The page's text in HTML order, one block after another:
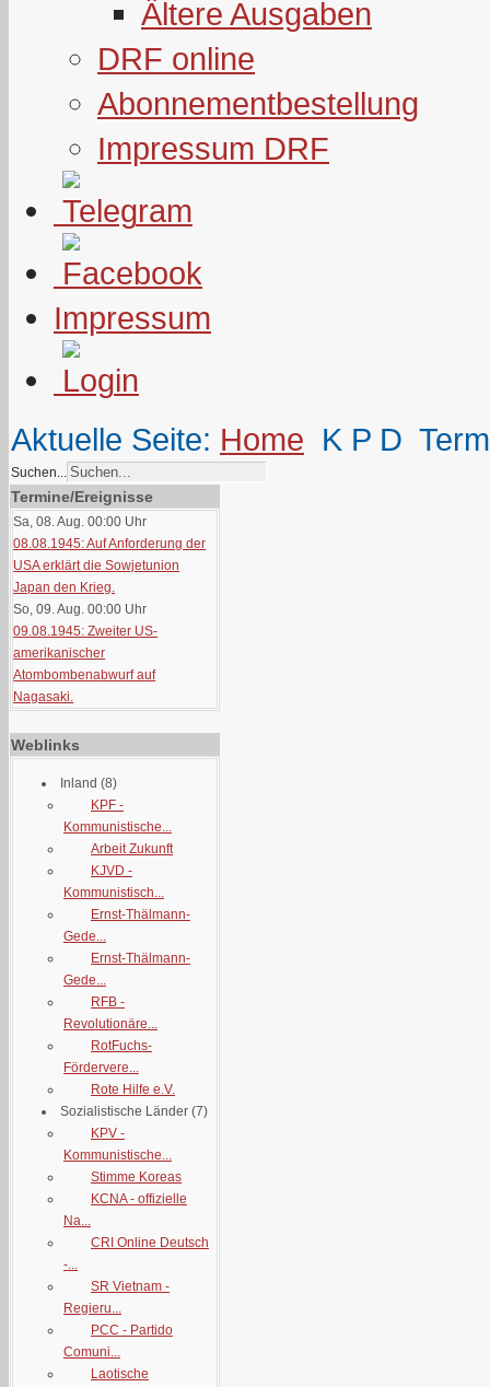
Ältere Ausgaben
DRF online
Abonnementbestellung
Impressum DRF
Impressum
Aktuelle Seite: Home K P D
Suchen...
Termine/Ereignisse
Sa, 08. Aug. 00:00 Uhr
08.08.1945: Auf Anforderung der
USA erklärt die Sowjetunion
Japan den Krieg.
So, 09. Aug. 00:00 Uhr
09.08.1945: Zweiter US-
amerikanischer
Atombombenabwurf auf
Nagasaki.
Weblinks
Inland (8)
KPF -
Kommunistische...
Arbeit Zukunft
KJVD -
Kommunistisch...
Ernst-Thälmann-
Gede...
Ernst-Thälmann-
Gede...
RFB -
Revolutionäre...
RotFuchs-
Fördervere...
Rote Hilfe e.V.
Sozialistische Länder (7)
KPV -
Kommunistische...
Stimme Koreas
KCNA - offizielle
Na...
CRI Online Deutsch
-...
SR Vietnam -
Regieru...
PCC - Partido
Comuni...
Laotische